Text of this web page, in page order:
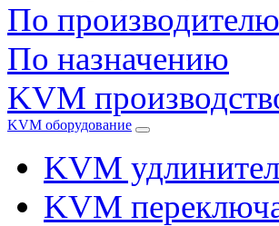
По производителю
По назначению
KVM
KVM оборудование
KVM
KVM